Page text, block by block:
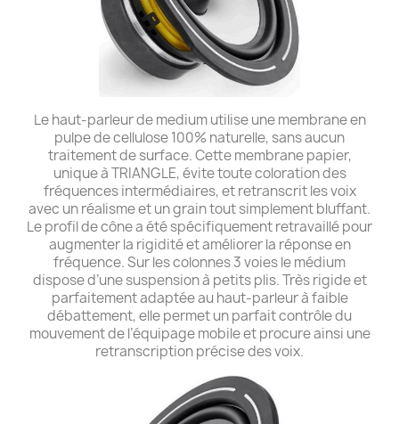
Le haut-parleur de medium utilise une membrane en
pulpe de cellulose 100% naturelle, sans aucun
traitement de surface. Cette membrane papier,
unique à TRIANGLE, évite toute coloration des
fréquences intermédiaires, et retranscrit les voix
avec un réalisme et un grain tout simplement bluffant.
Le profil de cône a été spécifiquement retravaillé pour
augmenter la rigidité et améliorer la réponse en
fréquence. Sur les colonnes 3 voies le médium
dispose d’une suspension à petits plis. Très rigide et
parfaitement adaptée au haut-parleur à faible
débattement, elle permet un parfait contrôle du
mouvement de l’équipage mobile et procure ainsi une
retranscription précise des voix.